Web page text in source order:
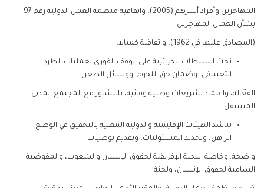
المهاجرين وأفراد أسرهم (2005)، واتفاقية منظمة العمل الدولية رقم 97
بشأن العمال المهاجرين
(المصادق عليها في 1962)، واتفاقية كمبالا.
نحث السلطات الجزائرية على الوقف الفوري لعمليات الطرد
التعسفي، وضمان حق اللجوء، ووسائل الطعن
الفعّالة، واعتماد تشريعات وطنية وقائية، بالتشاور مع المجتمع المدني
المستقل.
نُناشد الهيئات الإقليمية والدولية المعنية بالتحقيق في الوضع
الراهن، وتحديد المسئوليات، وتقديم توصيات
واضحة. وخاصة اللجنة الإفريقية لحقوق الإنسان والشعوب، والمفوضية
السامية لحقوق الإنسان، ولجنة